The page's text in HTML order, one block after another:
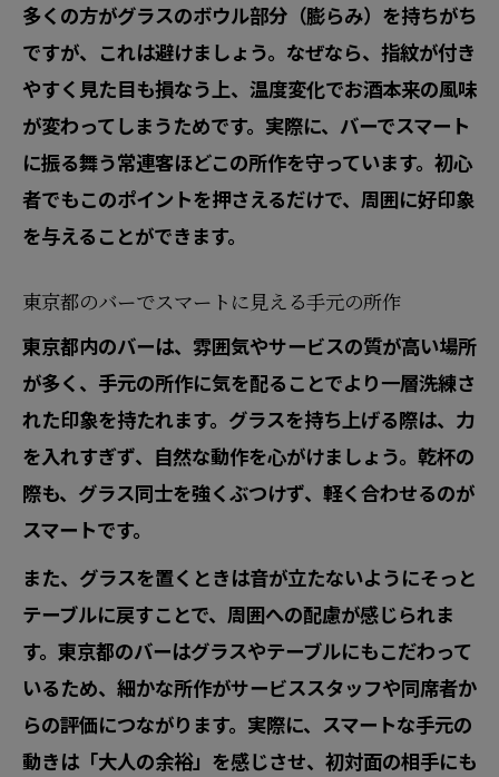
多くの方がグラスのボウル部分（膨らみ）を持ちがち
ですが、これは避けましょう。なぜなら、指紋が付き
やすく見た目も損なう上、温度変化でお酒本来の風味
が変わってしまうためです。実際に、バーでスマート
に振る舞う常連客ほどこの所作を守っています。初心
者でもこのポイントを押さえるだけで、周囲に好印象
を与えることができます。
東京都のバーでスマートに見える手元の所作
東京都内のバーは、雰囲気やサービスの質が高い場所
が多く、手元の所作に気を配ることでより一層洗練さ
れた印象を持たれます。グラスを持ち上げる際は、力
を入れすぎず、自然な動作を心がけましょう。乾杯の
際も、グラス同士を強くぶつけず、軽く合わせるのが
スマートです。
また、グラスを置くときは音が立たないようにそっと
テーブルに戻すことで、周囲への配慮が感じられま
す。東京都のバーはグラスやテーブルにもこだわって
いるため、細かな所作がサービススタッフや同席者か
らの評価につながります。実際に、スマートな手元の
動きは「大人の余裕」を感じさせ、初対面の相手にも